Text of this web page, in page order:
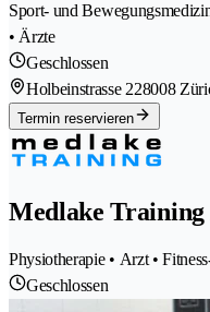
Sport- und
• Ärzte
Geschlossen
Holbeinstrasse 228008
Termin reservieren
Medlake Training
Physiotherapie • Arzt •
Geschlossen